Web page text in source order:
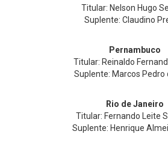
Titular: Nelson Hugo
Suplente: Claudino
Pernambuco
Titular: Reinaldo
Suplente: Marcos Pedro
Rio de Janeiro
Titular: Fernando Leite
Suplente: Henrique